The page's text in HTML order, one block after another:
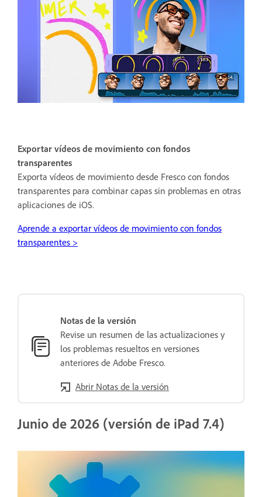
Exportar vídeos de movimiento con fondos
transparentes
Exporta vídeos de movimiento desde Fresco con fondos
transparentes para combinar capas sin problemas en otras
aplicaciones de iOS.
Aprende a exportar vídeos de movimiento con fondos
transparentes >
Notas de la versión
Revise un resumen de las actualizaciones y
los problemas resueltos en versiones
anteriores de Adobe Fresco.
Abrir Notas de la versión
Junio de 2026 (versión de iPad 7.4)